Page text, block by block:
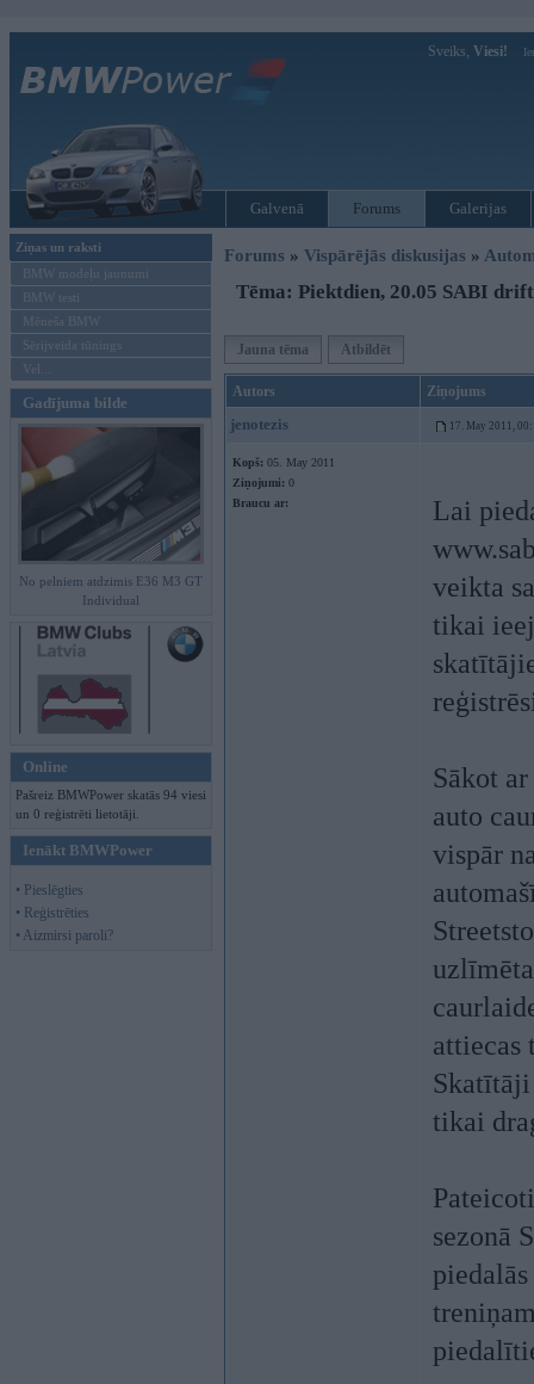
Sveiks, Viesi!
Galvenā Forums Galerijas
Ziņas un raksti
BMW modeļu jaunumi
BMW testi
Mēneša BMW
Sērijveida tūnings
Vel...
Gadījuma bilde
No pelniem atdzimis E36 M3 GT
Individual
Online
Pašreiz BMWPower skatās 94 viesi
un 0 reģistrēti lietotāji.
Ienākt BMWPower
• Pieslēgties
• Reģistrēties
• Aizmirsi paroli?
Forums » Vispārējās diskusijas »
Tēma: Piektdien, 20.05 SABI
Jauna tēma Atbildēt
Autors Ziņojums
jenotezis 17. May 2011,
Kopš: 05. May 2011
Ziņojumi: 0
Braucu ar:
Lai
veikta
tikai
Sākot
auto
vispār
attiecas
Skatītāji
tikai
sezonā